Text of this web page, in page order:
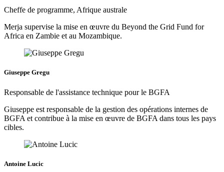
Cheffe de programme, Afrique australe
Merja supervise la mise en œuvre du Beyond the Grid Fund for
Africa en Zambie et au Mozambique.
Giuseppe Gregu
Responsable de l'assistance technique pour le BGFA
Giuseppe est responsable de la gestion des opérations internes de
BGFA et contribue à la mise en œuvre de BGFA dans tous les pays
cibles.
Antoine Lucic